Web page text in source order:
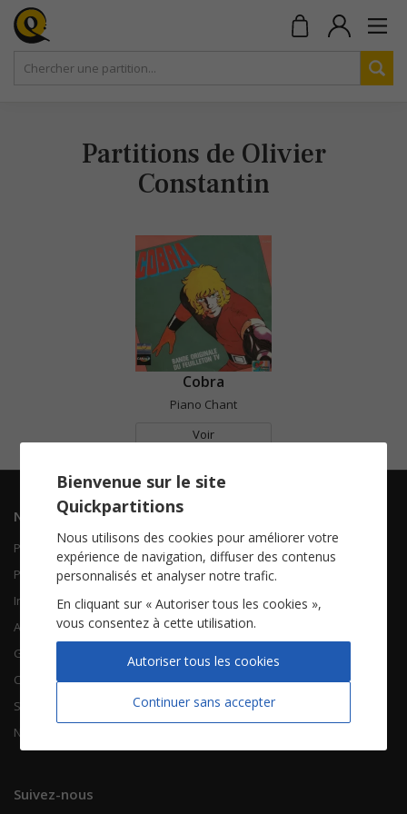
Partitions de Olivier
Constantin
Cobra
Piano Chant
Voir
Navigation
Piano Chant
Piano Solo
Instruments solistes
Accordéon
Guitare
Chorales
Songbooks
Nouvelles partitions
Contactez-nous
Qui sommes-nous
FAQ
À propos
CGV
Mentions légales
Suivez-nous
Bienvenue sur le site
Quickpartitions
Nous utilisons des cookies pour améliorer votre
expérience de navigation, diffuser des contenus
personnalisés et analyser notre trafic.
En cliquant sur « Autoriser tous les cookies »,
vous consentez à cette utilisation.
Continuer sans accepter
Autoriser tous les cookies